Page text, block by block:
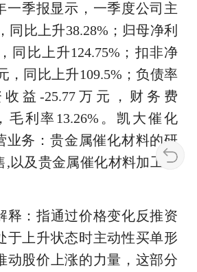
一季报显示，一季度公司主
同比上升38.28%；归母净利
同比上升124.75%；扣非净
，同比上升109.5%；负债率
收益-25.77万元，财务费
毛利率13.26%。凯大催化
业务：贵金属催化材料的研
,以及贵金属催化材料加工服
释：指通过价格变化反推资
于上升状态时主动性买单形
动股价上涨的力量，这部分